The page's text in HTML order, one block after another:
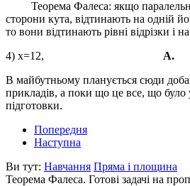
Теорема Фалеса: якщо
сторони кута, відтинають на одній
то вони відтинають рівні відрізки і
4) x=12,
А.
В майбутньому планується сюди
прикладів, а поки що це все, що було
підготовки.
Попередня
Наступна
Ви тут: Навчання Пряма і площина
Теорема Фалеса. Готові задачі на